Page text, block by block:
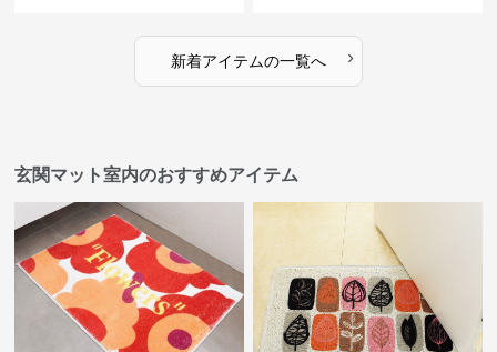
新着アイテムの一覧へ ›
玄関マット室内のおすすめアイテム